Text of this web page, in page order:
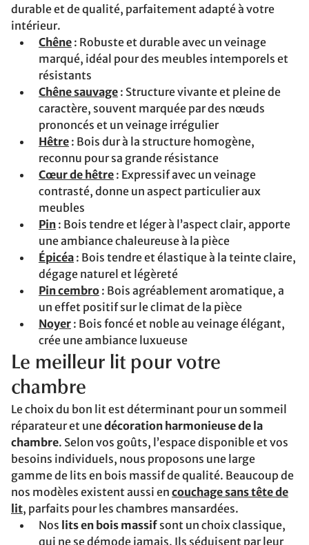
durable et de qualité, parfaitement adapté à votre
intérieur.
Chêne : Robuste et durable avec un veinage
marqué, idéal pour des meubles intemporels et
résistants
Chêne sauvage : Structure vivante et pleine de
caractère, souvent marquée par des nœuds
prononcés et un veinage irrégulier
Hêtre : Bois dur à la structure homogène,
reconnu pour sa grande résistance
Cœur de hêtre : Expressif avec un veinage
contrasté, donne un aspect particulier aux
meubles
Pin : Bois tendre et léger à l’aspect clair, apporte
une ambiance chaleureuse à la pièce
Épicéa : Bois tendre et élastique à la teinte claire,
dégage naturel et légèreté
Pin cembro : Bois agréablement aromatique, a
un effet positif sur le climat de la pièce
Noyer : Bois foncé et noble au veinage élégant,
crée une ambiance luxueuse
Le meilleur lit pour votre
chambre
Le choix du bon lit est déterminant pour un sommeil
réparateur et unedécoration harmonieuse de la
chambre. Selon vos goûts, l’espace disponible et vos
besoins individuels, nous proposons une large
gamme de lits en bois massif de qualité. Beaucoup de
nos modèles existent aussi en couchage sans tête de
lit, parfaits pour les chambres mansardées.
Nos lits en bois massif sont un choix classique,
qui ne se démode jamais. Ils séduisent par leur